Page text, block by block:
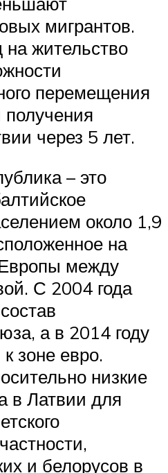
мигрантов.
жительство
перемещения
через 5 лет.
– это
около 1,9
на
между
С 2004 года
а в 2014 году
зоне евро.
низкие
в Латвии для
и белорусов в